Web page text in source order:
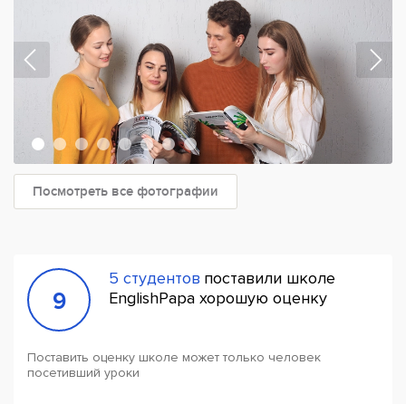
Посмотреть все фотографии
9
5 студентов поставили школе
EnglishPapa хорошую оценку
Поставить оценку школе может только человек
посетивший уроки